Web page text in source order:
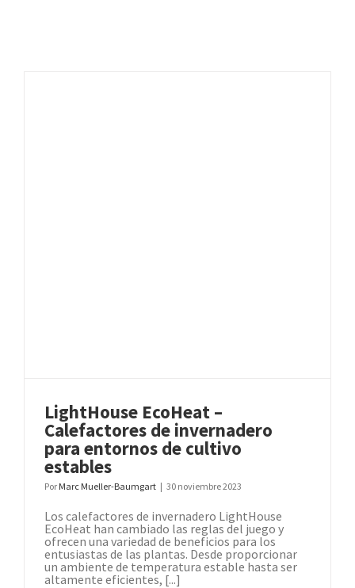
LightHouse EcoHeat –
Calefactores de invernadero
para entornos de cultivo
estables
Por Marc Mueller-Baumgart | 30 noviembre 2023
Los calefactores de invernadero LightHouse
EcoHeat han cambiado las reglas del juego y
ofrecen una variedad de beneficios para los
entusiastas de las plantas. Desde proporcionar
un ambiente de temperatura estable hasta ser
altamente eficientes, [...]